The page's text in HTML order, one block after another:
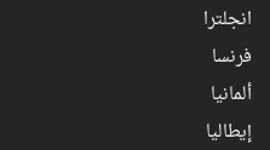
انجلترا
فرنسا
ألمانيا
إيطاليا